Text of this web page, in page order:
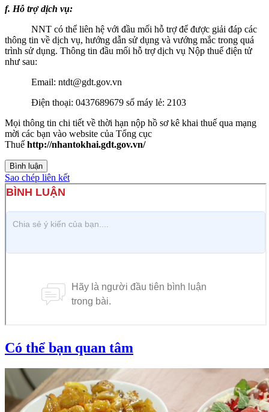
f. Hỗ trợ dịch vụ:
NNT có thể liên hệ với đầu mối hỗ trợ để được giải đáp các
thông tin về dịch vụ, hướng dẫn sử dụng và vướng mắc trong quá
trình sử dụng. Thông tin đầu mối hỗ trợ dịch vụ Nộp thuế điện tử
như sau:
Email: ntdt@gdt.gov.vn
Điện thoại: 0437689679 số máy lẻ: 2103
Mọi thông tin chi tiết về thời hạn nộp hồ sơ kê khai thuế qua mạng
mời các bạn vào website của Tổng cục
Thuế http://nhantokhai.gdt.gov.vn/
Bình luận
Sao chép liên kết
Có thể bạn quan tâm